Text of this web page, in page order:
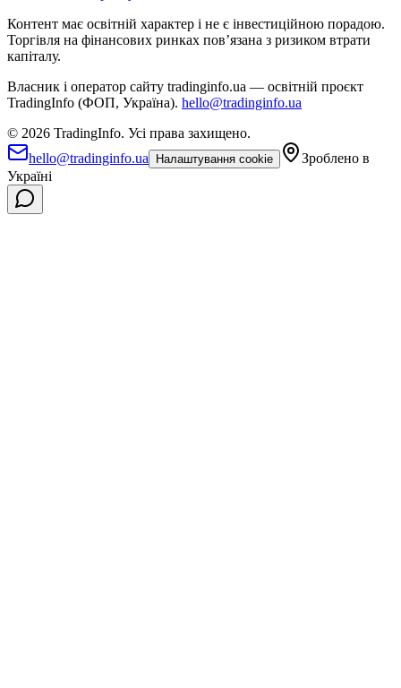
Контент має освітній характер і не є інвестиційною порадою.
Торгівля на фінансових ринках повʼязана з ризиком втрати
капіталу.
Власник і оператор сайту tradinginfo.ua — освітній проєкт
TradingInfo (ФОП, Україна). hello@tradinginfo.ua
© 2026 TradingInfo. Усі права захищено.
hello@tradinginfo.ua
Налаштування cookie
Зроблено в
Україні